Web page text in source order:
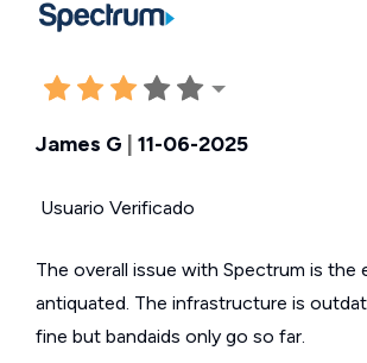
James G 11-06-2025
Usuario Verificado
The overall issue with Spectrum is the
antiquated. The infrastructure is
fine but bandaids only go so far.